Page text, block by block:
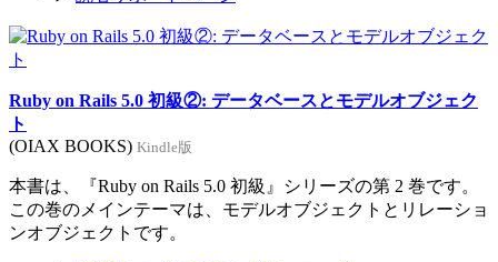
Ruby on Rails 5.0 初級②: データベースとモデルオブジェク
ト
(OIAX BOOKS) Kindle版
本書は、『Ruby on Rails 5.0 初級』シリーズの第 2 巻です。
この巻のメインテーマは、モデルオブジェクトとリレーショ
ンオブジェクトです。